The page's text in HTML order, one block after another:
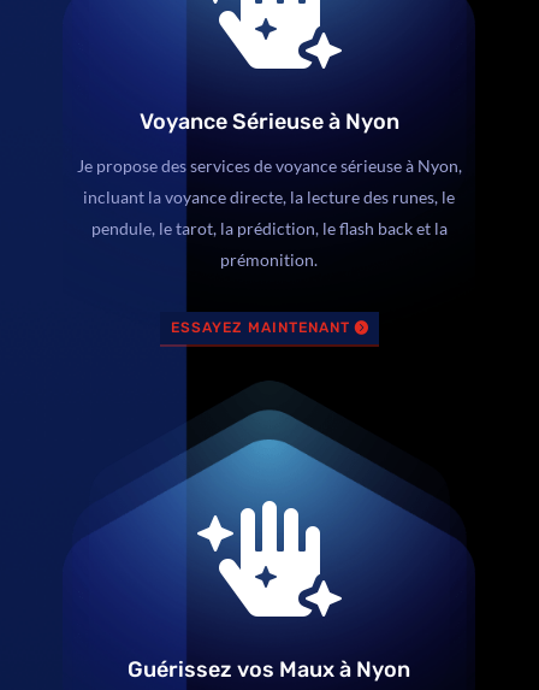
Voyance Sérieuse à Nyon
Je propose des services de voyance sérieuse à Nyon,
incluant la voyance directe, la lecture des runes, le
pendule, le tarot, la prédiction, le flash back et la
prémonition.
ESSAYEZ MAINTENANT

Guérissez vos Maux à Nyon